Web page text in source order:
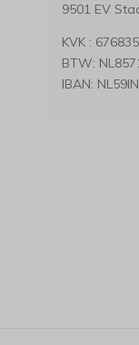
9501 EV
KVK :
BTW:
IBAN: